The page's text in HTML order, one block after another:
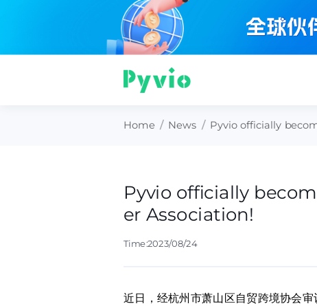
Home / News / Pyvio officially
Pyvio officially
er Association!
Time:2023/08/24
近日，经杭州市萧山区自贸跨境协会